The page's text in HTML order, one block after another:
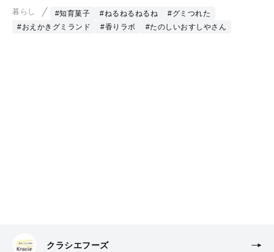
暮らし #知育菓子 #ねるねるねるね
#グミつれた
#おえかきグミランド
#香りラボ #たのしいおすしやさん
クラシエフーズ